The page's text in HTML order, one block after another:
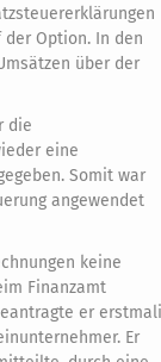
Option. In den
über der
die
eine
Somit war
angewendet
keine
Finanzamt
er
Er